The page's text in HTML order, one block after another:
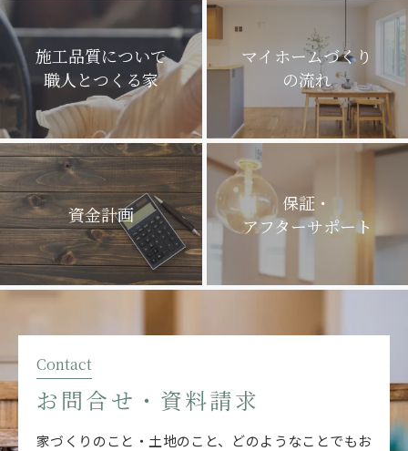
施工品質について
職人とつくる家
マイホームづくり
の流れ
資金計画
保証・
アフターサポート
Contact
お問合せ・資料請求
家づくりのこと・土地のこと、どのようなことでもお